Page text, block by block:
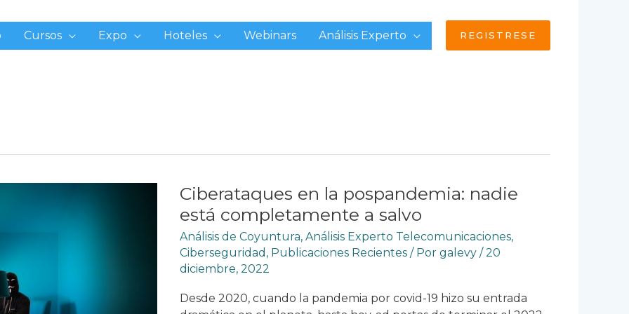
Cursos Expo Hoteles Webinars Análisis Experto REGISTRESE
Ciberataques en la pospandemia: nadie
está completamente a salvo
Análisis de Coyuntura, Análisis Experto Telecomunicaciones,
Ciberseguridad , Publicaciones Recientes / Por galevy /20
diciembre, 2022
Desde 2020, cuando la pandemia por covid-19 hizo su entrada